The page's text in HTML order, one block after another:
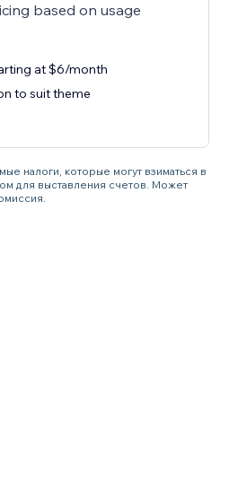
based on usage
at $6/month
to suit theme
налоги, которые могут взиматься в
для выставления счетов. Может